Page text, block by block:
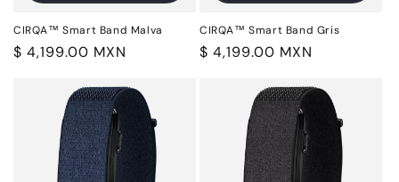
CIRQA™ Smart Band Malva
Precio
$ 4,199.00 MXN
CIRQA™ Smart Band Gris
Precio
$ 4,199.00 MXN